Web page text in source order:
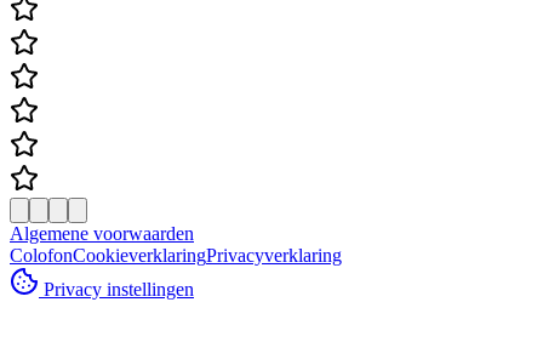
Algemene voorwaarden
ColofonCookieverklaringPrivacyverklaring
Privacy instellingen